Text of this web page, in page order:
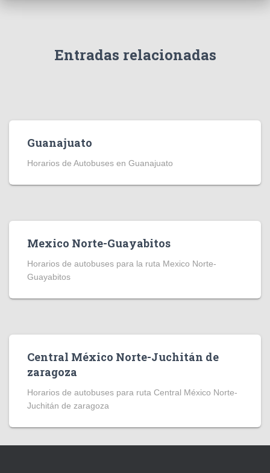
Entradas relacionadas
Guanajuato
Horarios de Autobuses en Guanajuato
Mexico Norte-Guayabitos
Horarios de autobuses para la ruta Mexico Norte-
Guayabitos
Central México Norte-Juchitán de
zaragoza
Horarios de autobuses para ruta Central México Norte-
Juchitán de zaragoza